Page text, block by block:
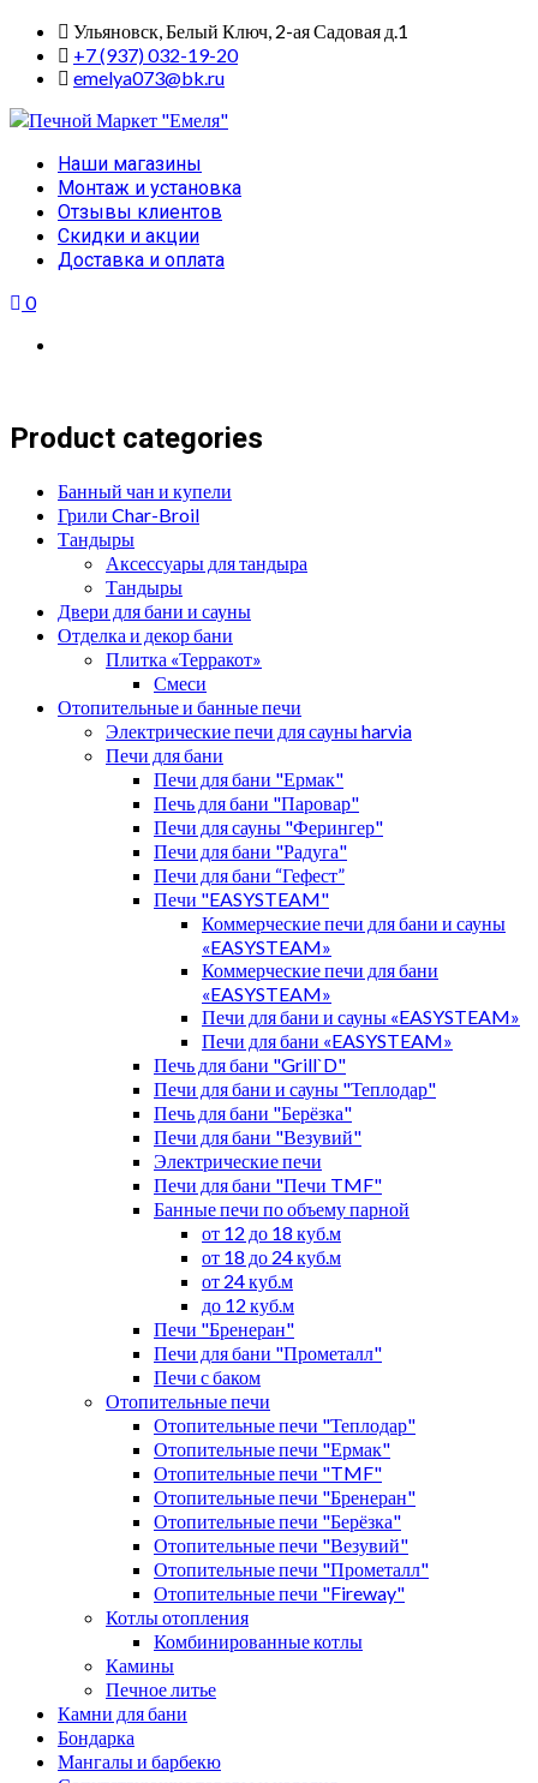
Skip
content
Ульяновск, Белый Ключ, 2-ая Садовая д.1
+7 (937) 032-19-20
emelya073@bk.ru
Primary
Menu
Наши магазины
Монтаж и установка
Отзывы клиентов
Скидки и акции
Доставка и оплата
0
Product categories
Банный чан и купели
Грили Char-Broil
Тандыры
Аксессуары для тандыра
Тандыры
Двери для бани и сауны
Отделка и декор бани
Плитка «Терракот»
Смеси
Отопительные и банные печи
Электрические печи для сауны harvia
Печи для бани
Печи для бани "Ермак"
Печь для бани "Паровар"
Печи для сауны "Ферингер"
Печи для бани "Радуга"
Печи для бани “Гефест”
Печи "EASYSTEAM"
Коммерческие печи для бани и сауны
«EASYSTEAM»
Коммерческие печи для бани
«EASYSTEAM»
Печи для бани и сауны «EASYSTEAM»
Печи для бани «EASYSTEAM»
Печь для бани "Grill`D"
Печи для бани и сауны "Теплодар"
Печь для бани "Берёзка"
Печи для бани "Везувий"
Электрические печи
Печи для бани "Печи TMF"
Банные печи по объему парной
от 12 до 18 куб.м
от 18 до 24 куб.м
от 24 куб.м
до 12 куб.м
Печи "Бренеран"
Печи для бани "Прометалл"
Печи с баком
Отопительные печи
Отопительные печи "Теплодар"
Отопительные печи "Ермак"
Отопительные печи "TMF"
Отопительные печи "Бренеран"
Отопительные печи "Берёзка"
Отопительные печи "Везувий"
Отопительные печи "Прометалл"
Отопительные печи "Fireway"
Котлы отопления
Комбинированные котлы
Камины
Печное литье
Камни для бани
Бондарка
Мангалы и барбекю